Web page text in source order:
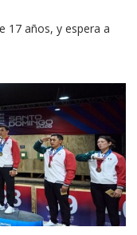
17 años, y espera a